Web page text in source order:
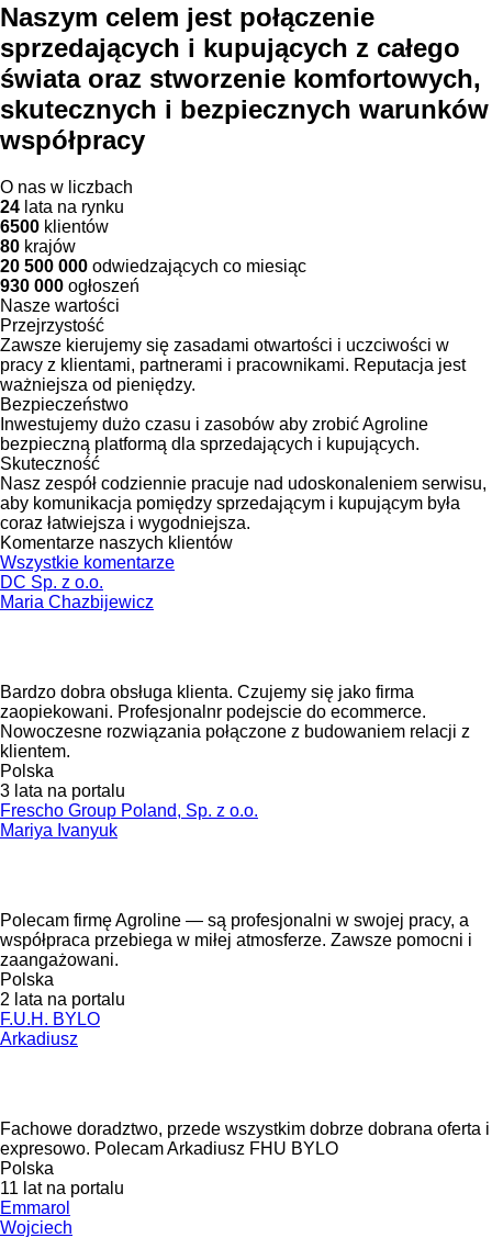
Naszym celem jest połączenie
sprzedających i kupujących z całego
świata oraz stworzenie komfortowych,
skutecznych i bezpiecznych warunków
współpracy
O nas w liczbach
24 lata na rynku
6500 klientów
80 krajów
20 500 000 odwiedzających co miesiąc
930 000 ogłoszeń
Nasze wartości
Przejrzystość
Zawsze kierujemy się zasadami otwartości i uczciwości w
pracy z klientami, partnerami i pracownikami. Reputacja jest
ważniejsza od pieniędzy.
Bezpieczeństwo
Inwestujemy dużo czasu i zasobów aby zrobić Agroline
bezpieczną platformą dla sprzedających i kupujących.
Skuteczność
Nasz zespół codziennie pracuje nad udoskonaleniem serwisu,
aby komunikacja pomiędzy sprzedającym i kupującym była
coraz łatwiejsza i wygodniejsza.
Komentarze naszych klientów
Wszystkie komentarze
DC Sp. z o.o.
Maria Chazbijewicz
Bardzo dobra obsługa klienta. Czujemy się jako firma
zaopiekowani. Profesjonalnr podejscie do ecommerce.
Nowoczesne rozwiązania połączone z budowaniem relacji z
klientem.
Polska
3 lata na portalu
Frescho Group Poland, Sp. z o.o.
Mariya Ivanyuk
Polecam firmę Agroline — są profesjonalni w swojej pracy, a
współpraca przebiega w miłej atmosferze. Zawsze pomocni i
zaangażowani.
Polska
2 lata na portalu
F.U.H. BYLO
Arkadiusz
Fachowe doradztwo, przede wszystkim dobrze dobrana oferta i
expresowo. Polecam Arkadiusz FHU BYLO
Polska
11 lat na portalu
Emmarol
Wojciech